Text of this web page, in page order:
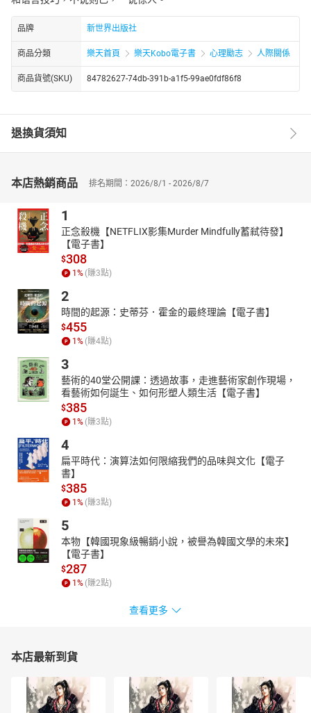
品牌 新世界出版社
商品分類 樂天首頁 樂天Kobo電子書 心理勵志 人際關係
商品貨號(SKU) 84782627-74db-391b-a1f5-99ae0fdf86f8
退換貨須知
本店熱銷商品 排名期間：2026/8/1 - 2026/8/7
1
正念殺機【NETFLIX影集Murder Mindfully蓄弒待發】
【電子書】
$308
1% (賺3點)
2
時間的起源：史蒂芬．霍金的最終理論【電子書】
$455
1% (賺4點)
3
藝術的40堂公開課：透過故事，走進藝術家創作現場，
看藝術如何誕生、如何形塑人類生活【電子書】
$385
1% (賺3點)
4
扁平時代：演算法如何限縮我們的品味與文化【電子
書】
$385
1% (賺3點)
5
本物【韓國現象級暢銷小說，被譽為韓國文學的未來】
【電子書】
$287
1% (賺2點)
查看更多
本店最新到貨